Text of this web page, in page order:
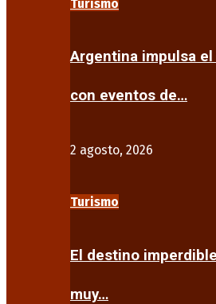
Turismo
Argentina impulsa
con eventos de…
2 agosto, 2026
Turismo
El destino
muy…